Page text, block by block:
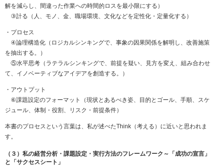
解を減らし、間違った作業への時間的ロスを最小限にする）
③計る（人、モノ、金、職場環境、文化などを定性化・定量化する）
・プロセス
④論理構造化（ロジカルシンキングで、事象の因果関係を解明し、改善施策
を抽出する。）
⑤水平思考（ラテラルシンキングで、前提を疑い、見方を変え、組み合わせ
て、イノベーティブなアイデアを創造する。）
・アウトプット
⑥課題設定のフォーマット（現状とあるべき姿、目的とゴール、手順、スケ
ジュール、体制・役割、リスク・前提条件）
本書のプロセスという言葉は、私が述べたThink（考える）に近いと思われま
す。
（３）私の経営分析・課題設定・実行方法のフレームワーク～「成功の宣言」
と「サクセスシート」